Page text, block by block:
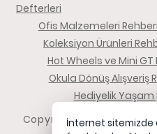
Defterleri
Ofis Malzemeleri Rehberi
Koleksiyon Ürünleri
Hot Wheels ve Mini GT
Okula Dönüş Alışveriş
Hediyelik
Copyright 2026İnternet sitemizde